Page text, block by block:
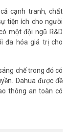
cạnh tranh, chất
tiện ích cho người
một đội ngũ R&D
đa hóa giá trị cho
chế trong đó có
Dahua được đề
thông an toàn có